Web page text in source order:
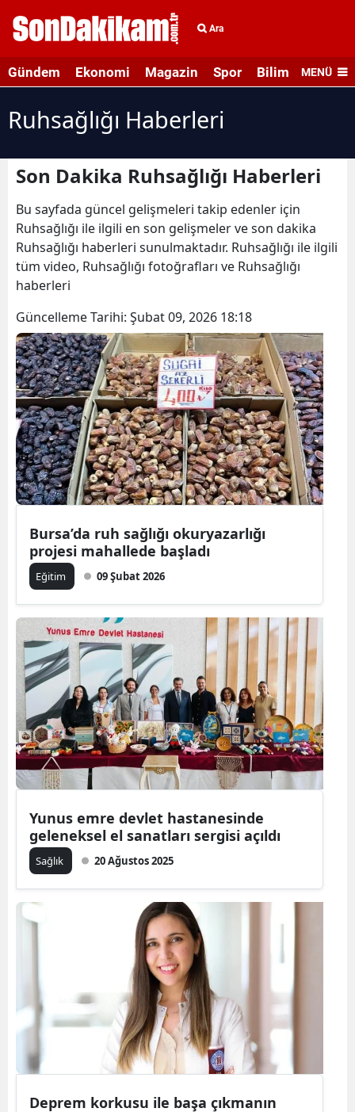
Ara
Gündem Ekonomi Magazin Spor Bilim veMENÜ
Ruhsağlığı Haberleri
Son Dakika Ruhsağlığı Haberleri
Bu sayfada güncel gelişmeleri takip edenler için
Ruhsağlığı ile ilgili en son gelişmeler ve son dakika
Ruhsağlığı haberleri sunulmaktadır. Ruhsağlığı ile ilgili
tüm video, Ruhsağlığı fotoğrafları ve Ruhsağlığı
haberleri
Güncelleme Tarihi: Şubat 09, 2026 18:18
Bursa’da ruh sağlığı okuryazarlığı
projesi mahallede başladı
Eğitim 09 Şubat 2026
Yunus emre devlet hastanesinde
geleneksel el sanatları sergisi açıldı
Sağlık 20 Ağustos 2025
Deprem korkusu ile başa çıkmanın